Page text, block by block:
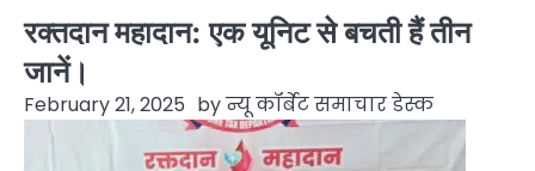
रक्तदान महादान: एक यूनिट से बचती हैं तीन
जानें।
February 21, 2025 byन्यू कॉर्बेट समाचार डेस्क